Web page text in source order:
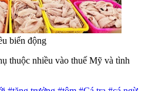
biến động
thuộc nhiều vào thuế Mỹ và tình